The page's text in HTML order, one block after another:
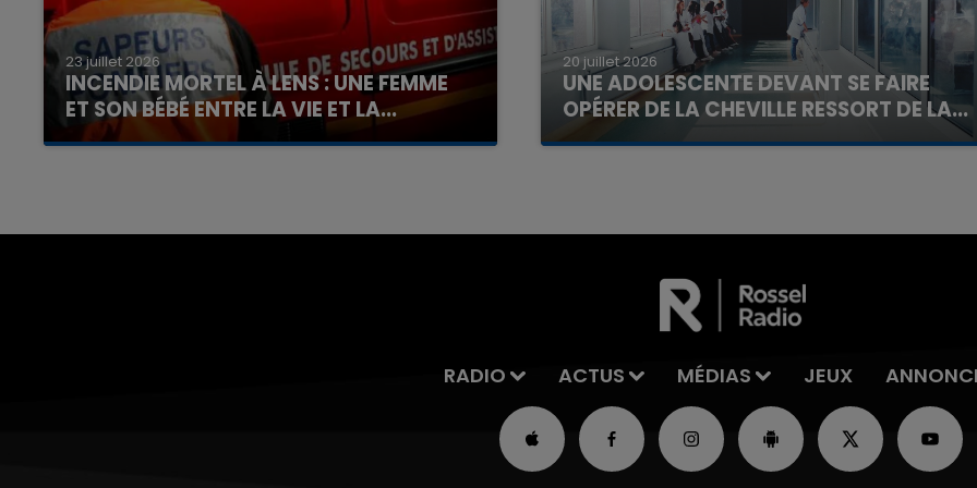
23 juillet 2026
INCENDIE MORTEL À LENS : UNE FEMME
ET SON BÉBÉ ENTRE LA VIE ET LA...
Un homme s'est immolé par le feu après avoir
20 juillet 2026
UNE ADOLESCENTE DEVANT SE FAIRE
OPÉRER DE LA CHEVILLE RESSORT DE LA...
La famille a porté plainte contre la clinique qui a
RADIO ACTUS MÉDIAS JEUX